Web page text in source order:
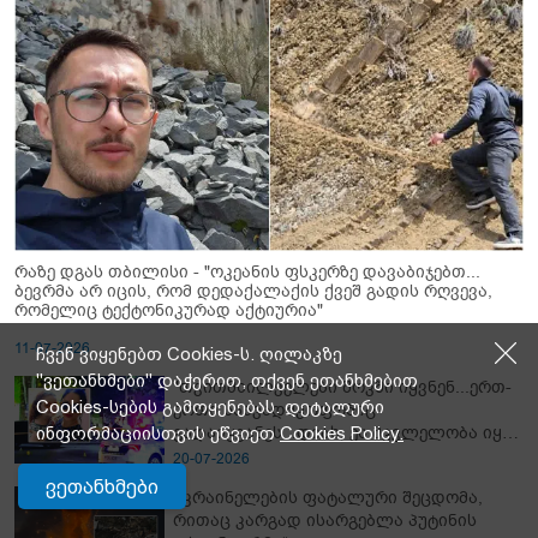
რაზე დგას თბილისი - "ოკეანის ფსკერზე დავაბიჯებთ...
ბევრმა არ იცის, რომ დედაქალაქის ქვეშ გადის რღვევა,
რომელიც ტექტონიკურად აქტიურია"
11-07-2026
"თვითმხილველები შოკში იყვნენ...ერთ-
ერთი საავადმყოფოშიც
გადაიყვანეს...დიახ, ეს მკვლელობა იყო"
- გორში დატრიალებული ტრაგედიის
20-07-2026
უკრაინელების ფატალური შეცდომა,
რითაც კარგად ისარგებლა პუტინის
ჩვენ ვიყენებთ Cookies-ს. ღილაკზე
"ვეთანხმები" დაჭერით, თქვენ ეთანხმებით
Cookies-სების გამოყენებას. დეტალური
ინფორმაციისთვის ეწვიეთCookies Policy.
ვეთანხმები